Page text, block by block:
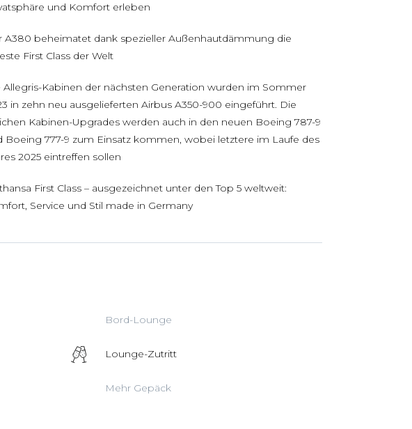
und Komfort erleben
A380 beheimatet dank spezieller Außenhautdämmung die
First Class der Welt
Allegris-Kabinen der nächsten Generation wurden im Sommer
in zehn neu ausgelieferten Airbus A350-900 eingeführt. Die
Kabinen-Upgrades werden auch in den neuen Boeing 787-9
Boeing 777-9 zum Einsatz kommen, wobei letztere im Laufe des
2025 eintreffen sollen
First Class – ausgezeichnet unter den Top 5 weltweit:
Service und Stil made in Germany
Bord-Lounge
Lounge-Zutritt
Mehr Gepäck